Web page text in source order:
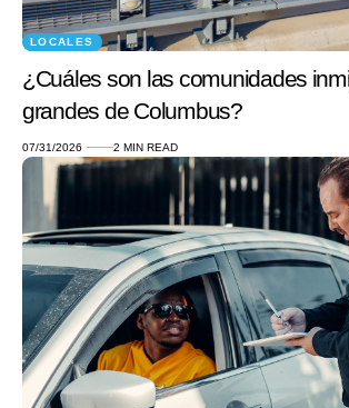
LOCALES
¿Cuáles son las comunidades
grandes de Columbus?
07/31/2026 2 MIN READ